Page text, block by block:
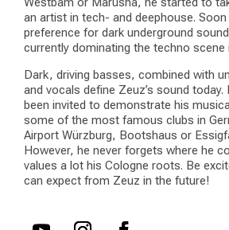
an artist in tech- and deephouse.
preference for dark underground
currently dominating the techno scene
Dark, driving basses, combined with
and vocals define Zeuz’s sound today.
been invited to demonstrate his
some of the most famous clubs in
Airport Würzburg, Bootshaus or
However, he never forgets where he
values a lot his Cologne roots. Be
can expect from Zeuz in the future!